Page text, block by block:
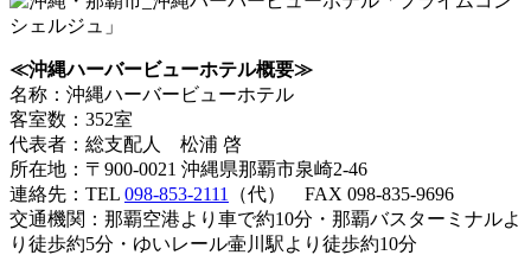
≪沖縄ハーバービューホテル概要≫
名称：沖縄ハーバービューホテル
客室数：352室
代表者：総支配人 松浦 啓
所在地：〒900-0021 沖縄県那覇市泉崎2-46
連絡先：TEL 098-853-2111
（代） FAX 098-835-9696
交通機関：那覇空港より車で約10分・那覇バスターミナルよ
り徒歩約5分・ゆいレール壷川駅より徒歩約10分